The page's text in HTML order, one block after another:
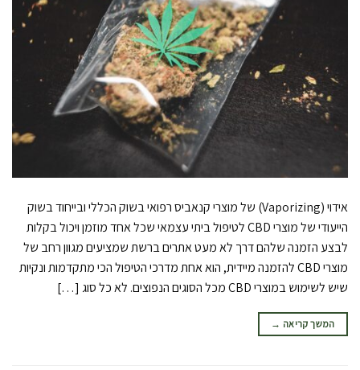
אידוי (Vaporizing) של מוצרי קנאביס רפואי בשוק הכללי ובייחוד בשוק
הייעודי של מוצרי CBD לטיפול ביתי עצמאי שכל אחד מוזמן ויכול בקלות
לבצע הזמנה שלהם דרך לא מעט אתרים ברשת שמציעים מגוון רחב של
מוצרי CBD להזמנה מיידית, הוא אחת מדרכי הטיפול הכי מתקדמות ונקיות
שיש לשימוש במוצרי CBD מכל הסוגים הנפוצים. לא כל סוג […]
המשך קריאה →